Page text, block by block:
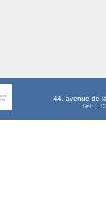
44, avenue de
Tél. :